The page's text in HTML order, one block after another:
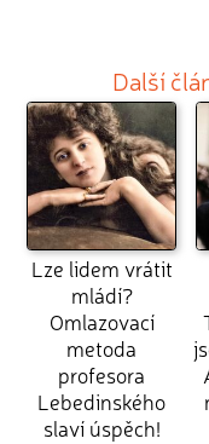
Další
Lze lidem vrátit
mládí?
Omlazovací
metoda
profesora
Lebedinského
slaví úspěch!